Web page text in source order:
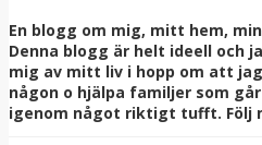
En blogg om mig, mitt hem,
Denna blogg är helt ideell och
mig av mitt liv i hopp om att
någon o hjälpa familjer som
igenom något riktigt tufft. Följ